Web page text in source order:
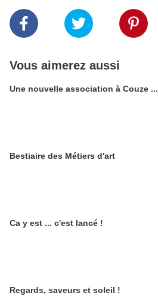
Vous aimerez aussi
Une nouvelle association à Couze ...
Bestiaire des Métiers d'art
Ca y est ... c'est lancé !
Regards, saveurs et soleil !